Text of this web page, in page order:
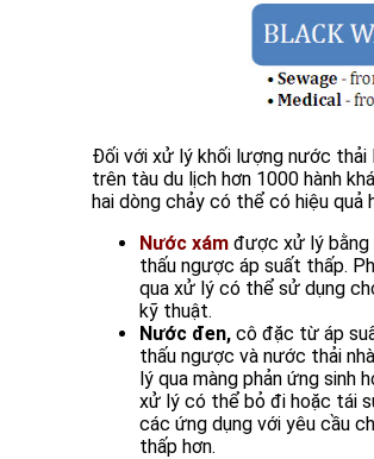
Đối với xử lý khối lượng nước thải
trên tàu du lịch hơn 1000 hành
hai dòng chảy có thể có hiệu quả
Nước xám được xử lý bằng
thấu ngược áp suất thấp.
qua xử lý có thể sử dụng
kỹ thuật.
Nước đen, cô đặc từ áp
thấu ngược và nước thải
lý qua màng phản ứng sinh
xử lý có thể bỏ đi hoặc tái
các ứng dụng với yêu cầu
thấp hơn.